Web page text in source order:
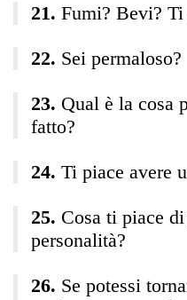
Fumi? Bevi?
Sei permaloso?
Qual è la cosa
fatto?
Ti piace avere
Cosa ti piace
personalità?
Se potessi